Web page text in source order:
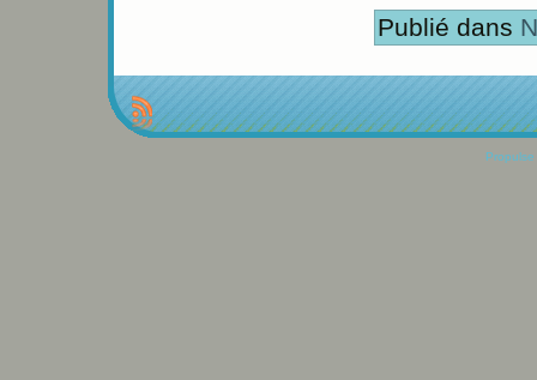
Publié dans